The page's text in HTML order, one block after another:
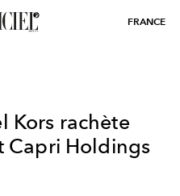
FRANCE
Kors rachète
Capri Holdings